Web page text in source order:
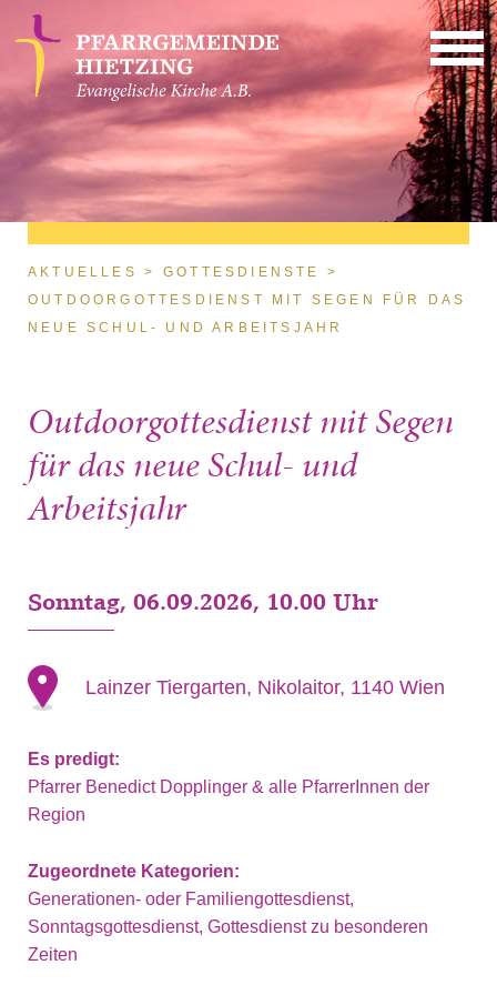
Direkt zum Inhalt
Sie sind hier
AKTUELLES
GOTTESDIENSTE
OUTDOORGOTTESDIENST MIT SEGEN FÜR DAS
NEUE SCHUL- UND ARBEITSJAHR
Outdoorgottesdienst mit Segen
für das neue Schul- und
Arbeitsjahr
Sonntag, 06.09.2026, 10.00 Uhr
Lainzer Tiergarten, Nikolaitor, 1140 Wien
Es predigt:
Pfarrer Benedict Dopplinger & alle PfarrerInnen der
Region
Zugeordnete Kategorien:
Generationen- oder Familiengottesdienst,
Sonntagsgottesdienst, Gottesdienst zu besonderen
Zeiten